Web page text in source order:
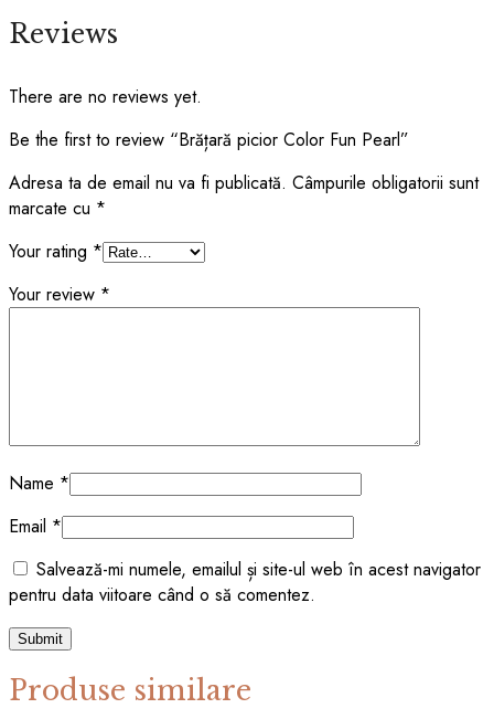
Reviews
There are no reviews yet.
Be the first to review “Brățară picior Color Fun Pearl”
Adresa ta de email nu va fi publicată. Câmpurile obligatorii sunt
marcate cu *
Your rating *
Your review *
Name *
Email *
Salvează-mi numele, emailul și site-ul web în acest navigator
pentru data viitoare când o să comentez.
Produse similare